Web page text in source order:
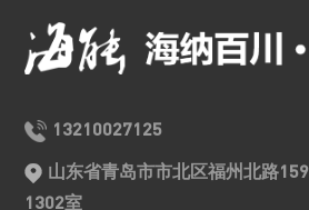
13210027125
山东省青岛市市北区福州北路
1302室